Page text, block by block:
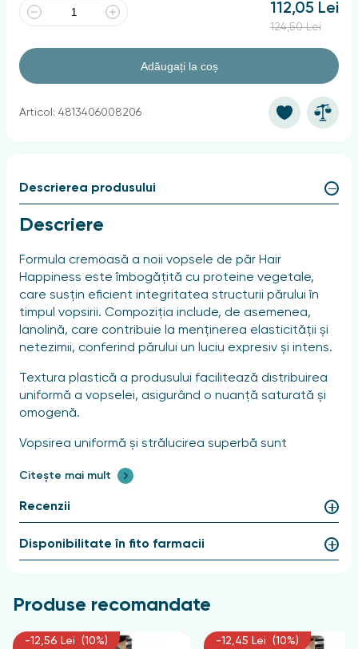
112,05 Lei
124,50 Lei
Adăugați la coș
Articol: 4813406008206
Descrierea produsului
Descriere
Formula cremoasă a noii vopsele de păr Hair
Happiness este îmbogățită cu proteine vegetale,
care susțin eficient integritatea structurii părului în
timpul vopsirii. Compoziția include, de asemenea,
lanolină, care contribuie la menținerea elasticității și
netezimii, conferind părului un luciu expresiv și intens.
Textura plastică a produsului facilitează distribuirea
uniformă a vopselei, asigurând o nuanță saturată și
omogenă.
Vopsirea uniformă și strălucirea superbă sunt
uscăciunii și fragilității, care include:
Lanolină.
Proteine din soia.
Proteine din porumb.
îngrijit și sănătos.
Balsam nutritiv pentru părul vopsit:
Citește mai mult
Recenzii
Disponibilitate în fito farmacii
Produse recomandate
-12,56 Lei (10%) -12,45 Lei (10%)